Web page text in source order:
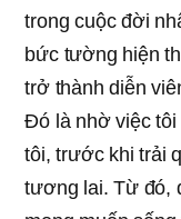
trong cuộc đời
bức tường hiện
trở thành diễn
Đó là nhờ việc tôi
tôi, trước khi trải
tương lai. Từ đó,